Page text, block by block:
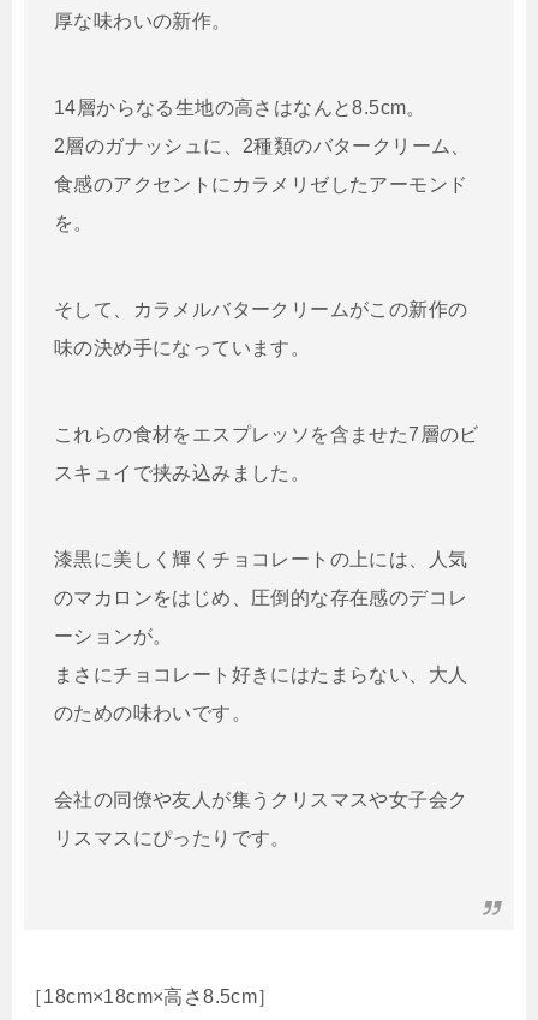
厚な味わいの新作。
14層からなる生地の高さはなんと8.5cm。
2層のガナッシュに、2種類のバタークリーム、
食感のアクセントにカラメリゼしたアーモンド
を。
そして、カラメルバタークリームがこの新作の
味の決め手になっています。
これらの食材をエスプレッソを含ませた7層のビ
スキュイで挟み込みました。
漆黒に美しく輝くチョコレートの上には、人気
のマカロンをはじめ、圧倒的な存在感のデコレ
ーションが。
まさにチョコレート好きにはたまらない、大人
のための味わいです。
会社の同僚や友人が集うクリスマスや女子会ク
リスマスにぴったりです。
［18cm×18cm×高さ8.5cm］